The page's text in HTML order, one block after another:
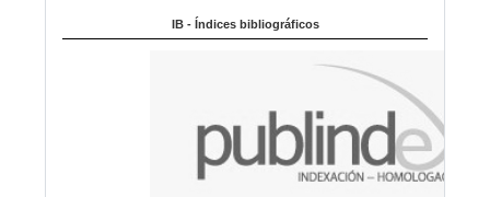
m
IB - Índices bibliográficos